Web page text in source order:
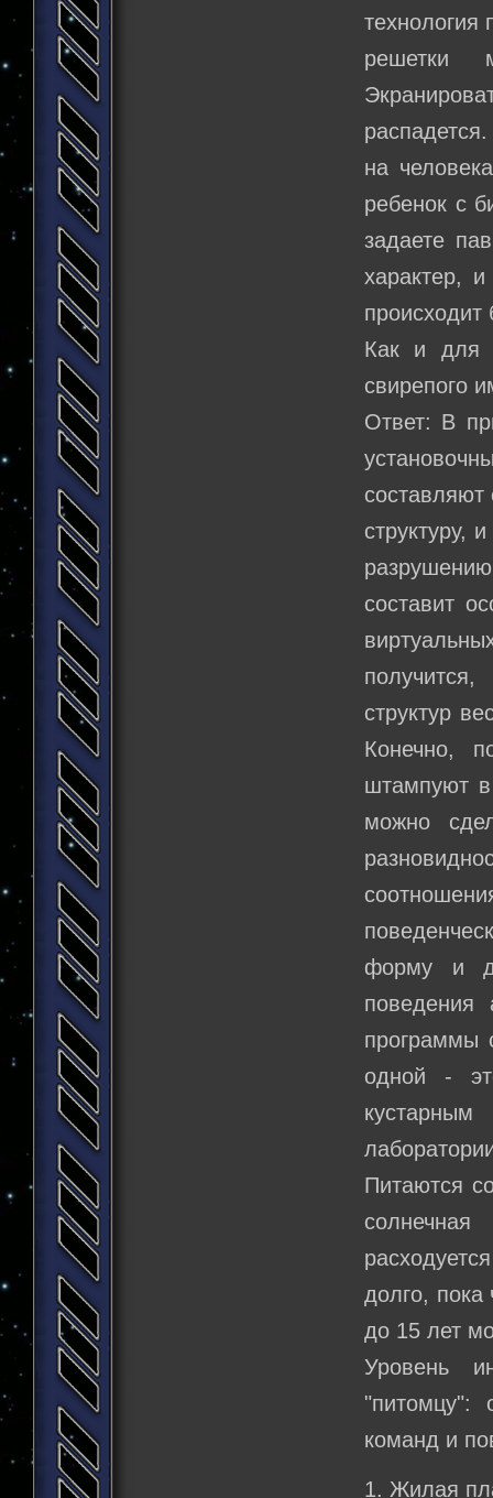
технология
решетки
на
ребенок с
задаете
характер,
происходит
Как и для
свирепого
Ответ: В
структуру,
составит
получится,
структур
Конечно,
штампуют
можно
форму и
программы
одной -
Питаются
долго, пока
до 15 лет
Уровень
"питомцу":
команд и
1. Жилая